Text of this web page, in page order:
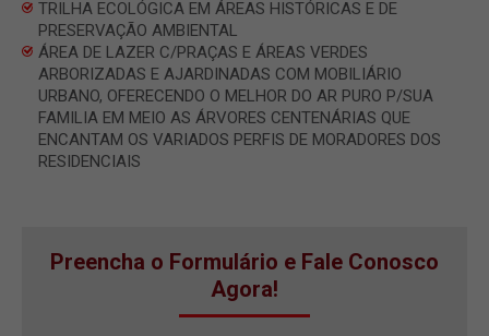
TRILHA ECOLÓGICA EM ÁREAS HISTÓRICAS E DE
PRESERVAÇÃO AMBIENTAL
ÁREA DE LAZER C/PRAÇAS E ÁREAS VERDES
ARBORIZADAS E AJARDINADAS COM MOBILIÁRIO
URBANO, OFERECENDO O MELHOR DO AR PURO P/SUA
FAMILIA EM MEIO AS ÁRVORES CENTENÁRIAS QUE
ENCANTAM OS VARIADOS PERFIS DE MORADORES DOS
RESIDENCIAIS
Preencha o Formulário e Fale Conosco
Agora!